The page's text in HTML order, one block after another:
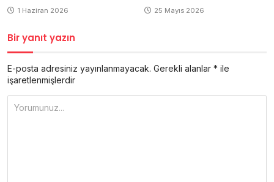
1 Haziran 2026 25 Mayıs 2026
Bir yanıt yazın
E-posta adresiniz yayınlanmayacak. Gerekli alanlar * ile
işaretlenmişlerdir